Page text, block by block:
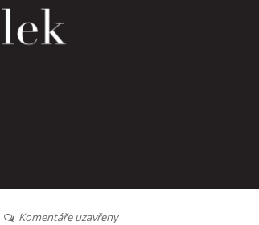
Komentáře uzavřeny